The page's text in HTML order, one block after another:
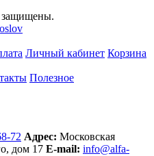
Личный кабинет Корзина
Полезное
72 Адрес: Московская
дом 17 E-mail: info@alfa-